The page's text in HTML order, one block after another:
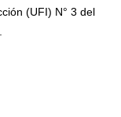
(UFI) N° 3 del